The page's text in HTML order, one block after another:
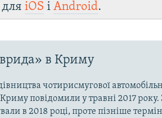
дляiOS іAndroid.
в Криму
чотирисмугової
повідомили у травні 2017 року.
в 2018 році, проте пізніше